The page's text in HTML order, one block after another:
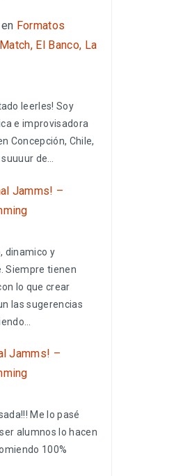
en Formatos
El Banco, La
leerles! Soy
e improvisadora
Concepción, Chile,
de…
Jamms! –
dinamico y
Siempre tienen
lo que crear
las sugerencias
Jamms! –
Me lo pasé
alumnos lo hacen
100%